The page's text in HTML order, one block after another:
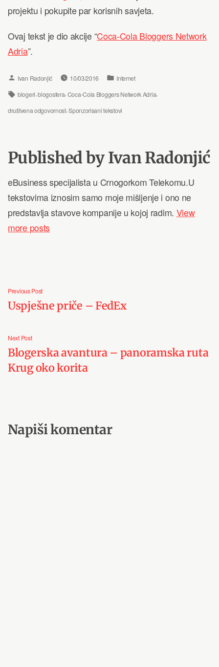
projektu i pokupite par korisnih savjeta.
Ovaj tekst je dio akcije “Coca-Cola Bloggers Network
Adria”.
Posted
by
Ivan Radonjić 10/03/2016
Posted
in
Internet
Tags:
blogeri,blogosfera, Coca-Cola Bloggers Network Adria,
društvena odgovornost,Sponzorisani tekstovi
Published by Ivan Radonjić
eBusiness specijalista u Crnogorkom Telekomu.U
tekstovima iznosim samo moje mišljenje i ono ne
predstavlja stavove kompanije u kojoj radim. View
more posts
Post
navigation
Previous PostPrevious
post:
Uspješne priče – FedEx
Next PostNext
post:
Blogerska avantura – panoramska ruta
Krug oko korita
Napiši komentar